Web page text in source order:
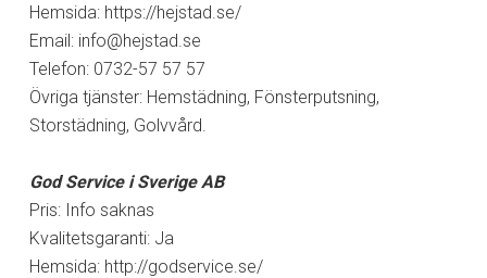
Hemsida: https://hejstad.se/
Email: info@hejstad.se
Telefon: 0732-57 57 57
Övriga tjänster: Hemstädning, Fönsterputsning,
Storstädning, Golvvård.
God Service i Sverige AB
Pris: Info saknas
Kvalitetsgaranti: Ja
Hemsida: http://godservice.se/